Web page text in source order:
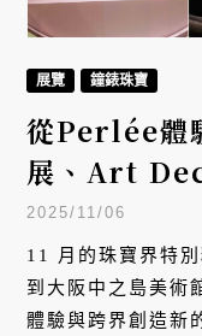
展覽 鐘錶珠寶
從Perlée體
展、Art
Van Cleef
CHAO、
2025/11/06
11 月的珠寶界特
到大阪中之島美術
體驗與跨界創造新